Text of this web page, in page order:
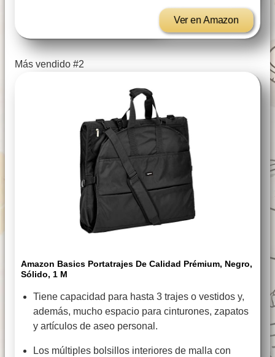
Ver en Amazon
Más vendido #2
Amazon Basics Portatrajes De Calidad Prémium, Negro,
Sólido, 1 M
Tiene capacidad para hasta 3 trajes o vestidos y,
además, mucho espacio para cinturones, zapatos
y artículos de aseo personal.
Los múltiples bolsillos interiores de malla con